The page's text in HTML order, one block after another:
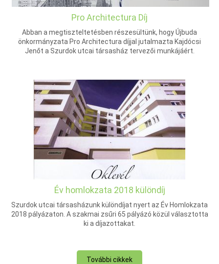
Pro Architectura Díj
Abban a megtiszteltetésben részesültünk, hogy Újbuda
önkormányzata Pro Architectura díjjal jutalmazta Kajdócsi
Jenőt a Szurdok utcai társasház tervezői munkájáért.
Év homlokzata 2018 különdíj
Szurdok utcai társasházunk különdíjat nyert az Év Homlokzata
2018 pályázaton. A szakmai zsűri 65 pályázó közül választotta
ki a díjazottakat.
További cikkek